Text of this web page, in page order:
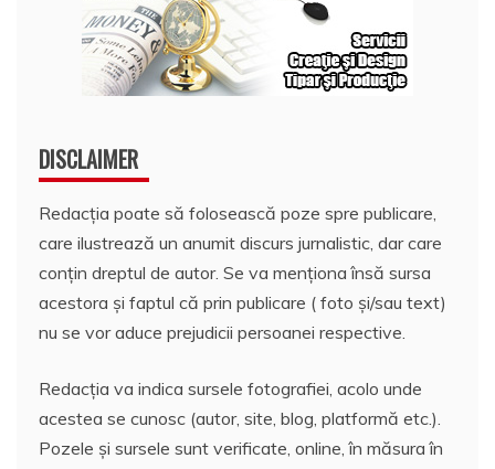
DISCLAIMER
Redacția poate să folosească poze spre publicare,
care ilustrează un anumit discurs jurnalistic, dar care
conțin dreptul de autor. Se va menționa însă sursa
acestora și faptul că prin publicare ( foto și/sau text)
nu se vor aduce prejudicii persoanei respective.
Redacția va indica sursele fotografiei, acolo unde
acestea se cunosc (autor, site, blog, platformă etc.).
Pozele și sursele sunt verificate, online, în măsura în